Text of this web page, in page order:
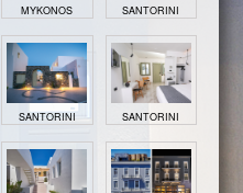
MYKONOS SANTORINI
SANTORINI SANTORINI